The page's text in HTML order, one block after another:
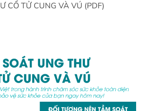
CỔ TỬ CUNG VÀ VÚ (PDF)